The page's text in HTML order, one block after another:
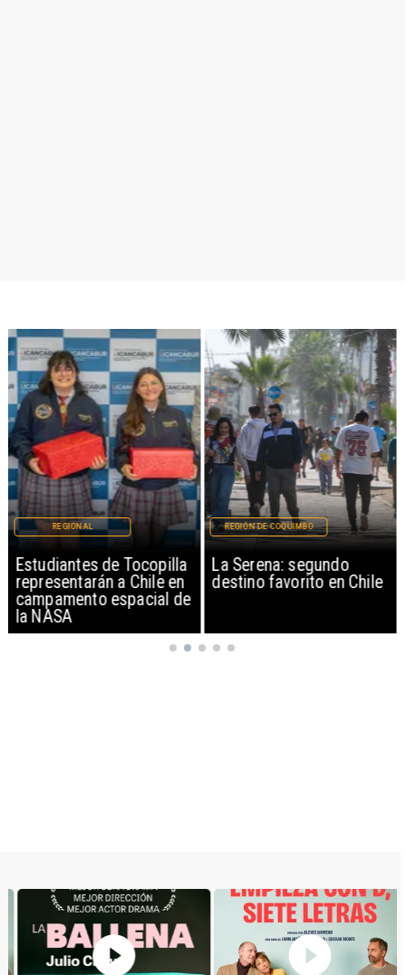
Estudiantes de Tocopilla
representarán a Chile en
campamento espacial de
la NASA
REGIONAL
La Serena: segundo
destino favorito en Chile
REGIÓN DE COQUIMBO